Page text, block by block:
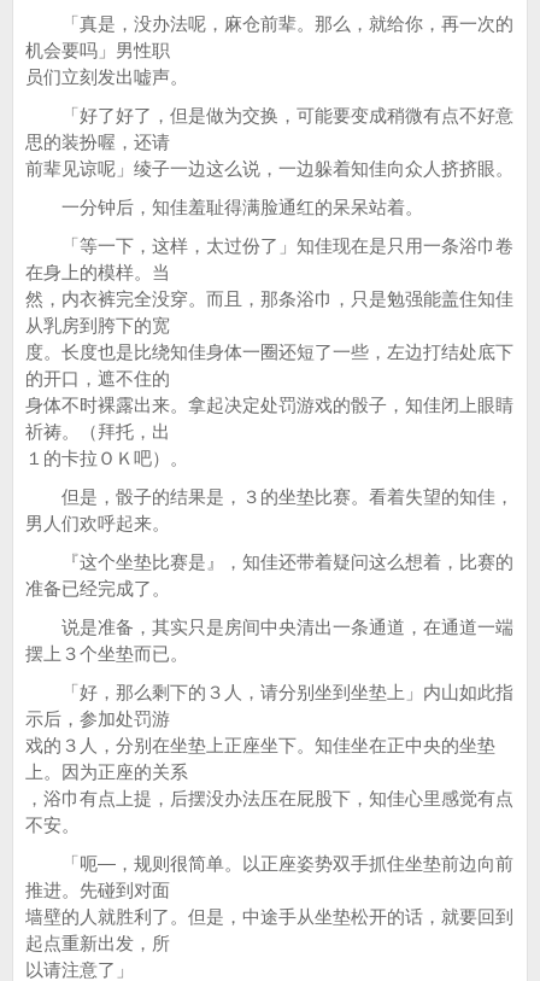
「真是，没办法呢，麻仓前辈。那么，就给你，再一次的
机会要吗」男性职
员们立刻发出嘘声。
「好了好了，但是做为交换，可能要变成稍微有点不好意
思的装扮喔，还请
前辈见谅呢」绫子一边这么说，一边躲着知佳向众人挤挤眼。
一分钟后，知佳羞耻得满脸通红的呆呆站着。
「等一下，这样，太过份了」知佳现在是只用一条浴巾卷
在身上的模样。当
然，内衣裤完全没穿。而且，那条浴巾，只是勉强能盖住知佳
从乳房到胯下的宽
度。长度也是比绕知佳身体一圈还短了一些，左边打结处底下
的开口，遮不住的
身体不时裸露出来。拿起决定处罚游戏的骰子，知佳闭上眼睛
祈祷。（拜托，出
１的卡拉ＯＫ吧）。
但是，骰子的结果是，３的坐垫比赛。看着失望的知佳，
男人们欢呼起来。
『这个坐垫比赛是』，知佳还带着疑问这么想着，比赛的
准备已经完成了。
说是准备，其实只是房间中央清出一条通道，在通道一端
摆上３个坐垫而已。
「好，那么剩下的３人，请分别坐到坐垫上」内山如此指
示后，参加处罚游
戏的３人，分别在坐垫上正座坐下。知佳坐在正中央的坐垫
上。因为正座的关系
，浴巾有点上提，后摆没办法压在屁股下，知佳心里感觉有点
不安。
「呃—，规则很简单。以正座姿势双手抓住坐垫前边向前
推进。先碰到对面
墙壁的人就胜利了。但是，中途手从坐垫松开的话，就要回到
起点重新出发，所
以请注意了」